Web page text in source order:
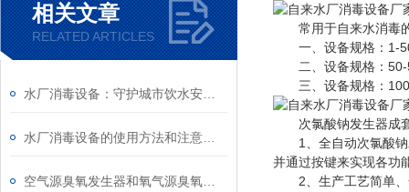
相关文章
RELATED ARTICLES
常用于自来水消毒的
一、设备规格：1-
二、设备规格：50-
三、设备规格：
次氯酸钠发生器成套
1、全自动次氯酸钠
并通过按键来实现各功
2、生产工艺简单、